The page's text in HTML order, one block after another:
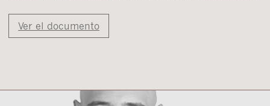
Ver el documento